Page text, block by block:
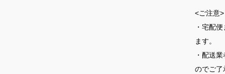
<ご注意>
・宅配
ます。
・配送
のでご了